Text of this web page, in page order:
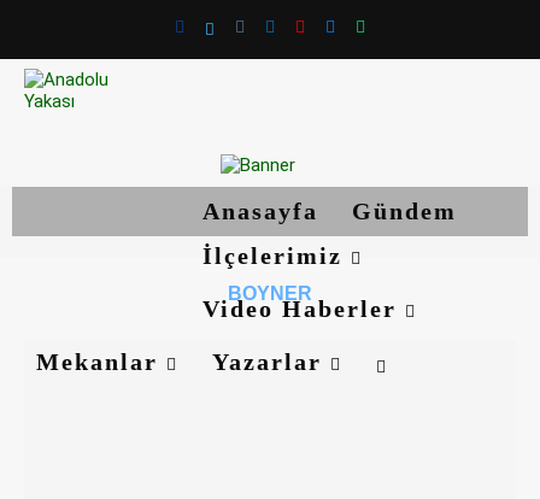
Anasayfa
Gündem
İlçelerimiz
Video Haberler
Mekanlar
Yazarlar
BOYNER